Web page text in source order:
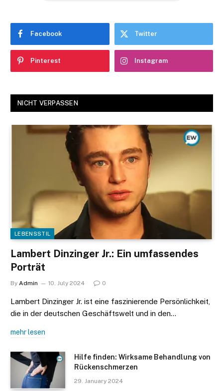
Facebook Twitter
Pinterest Instagram
NICHT VERPASSEN
LEBENSSTIL
Lambert Dinzinger Jr.: Ein umfassendes
Porträt
By Admin 10. July 2024 0
Lambert Dinzinger Jr. ist eine faszinierende Persönlichkeit,
die in der deutschen Geschäftswelt und in den…
mehr lesen
Hilfe finden: Wirksame Behandlung von
Rückenschmerzen
29. January 2024